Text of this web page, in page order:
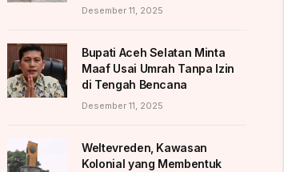
Desember 11, 2025
Bupati Aceh Selatan Minta
Maaf Usai Umrah Tanpa Izin
di Tengah Bencana
Desember 11, 2025
Weltevreden, Kawasan
Kolonial yang Membentuk